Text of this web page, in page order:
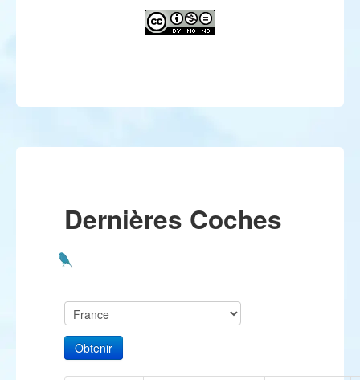
Dernières Coches